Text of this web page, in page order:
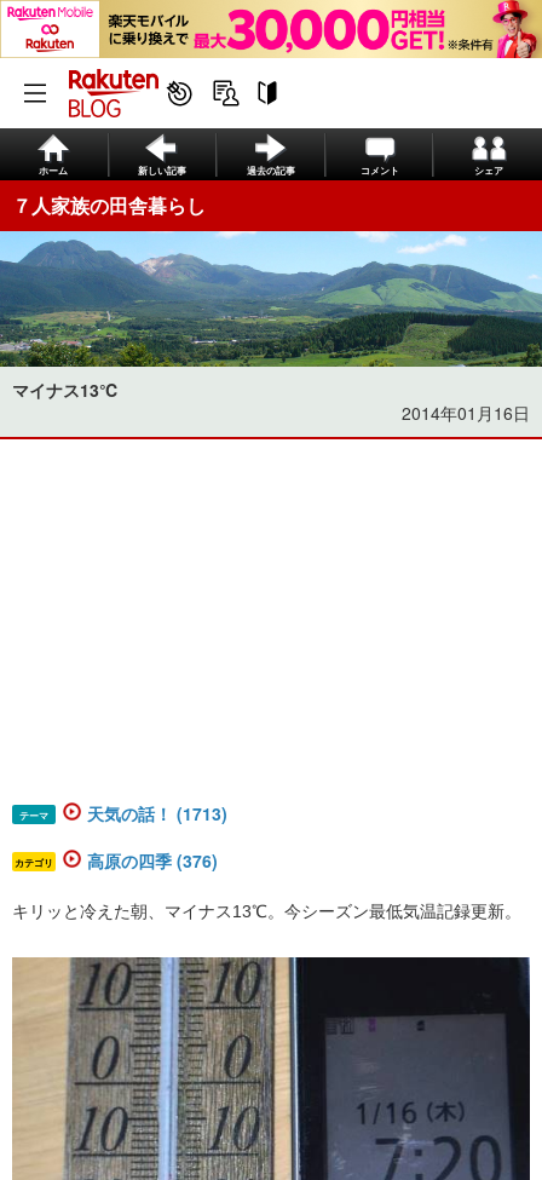
ホーム 新しい記事 過去の記事 コメント シェア
７人家族の田舎暮らし
マイナス13℃
2014年01月16日
テーマ 天気の話！ (1713)
カテゴリ 高原の四季 (376)
キリッと冷えた朝、マイナス13℃。今シーズン最低気温記録更新。